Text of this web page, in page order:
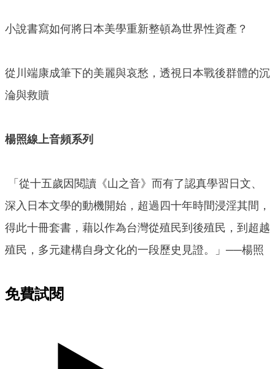
小說書寫如何將日本美學重新整頓為世界性資產？
從川端康成筆下的美麗與哀愁，透視日本戰後群體的沉
淪與救贖
楊照線上音頻系列
「從十五歲因閱讀《山之音》而有了認真學習日文、
深入日本文學的動機開始，超過四十年時間浸淫其間，
得此十冊套書，藉以作為台灣從殖民到後殖民，到超越
殖民，多元建構自身文化的一段歷史見證。」──楊照
免費試閱